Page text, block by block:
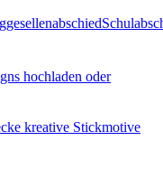
hochladen oder
kreative Stickmotive